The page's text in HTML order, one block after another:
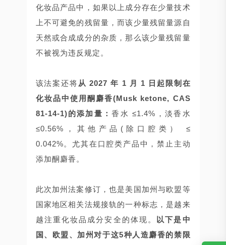
化妆品产品中，如果以上成分存在少量技术
上不可避免的残留量，而该少量残留量源自
天然或合成成分的杂质，那么该少量残留量
不被视为违反规定。
该法案还将从 2027 年 1 月 1 日起限制在
化妆品中使用酮麝香(Musk ketone, CAS
81-14-1)的添加量：香水 ≤1.4%，淡香水
≤0.56%，其他产品(除口腔类） ≤
0.042%。尤其在口腔类产品中，禁止主动
添加酮麝香。
此次加州法案修订，也是美国加州与欧盟等
国家地区相关法规接轨的一种标志，是越来
越注重化妆品成分安全的体现。
以下是中
国、欧盟、加州对于这5种人造麝香的禁限